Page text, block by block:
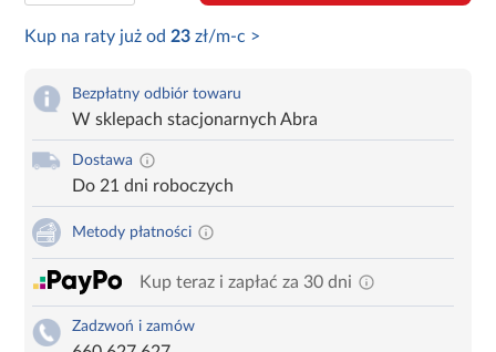
Kup na raty już od 23 zł/m-c >
Bezpłatny odbiór towaru
W sklepach stacjonarnych Abra
Dostawa
Do 21 dni roboczych
Metody płatności
Kup teraz i zapłać za 30 dni
Zadzwoń i zamów